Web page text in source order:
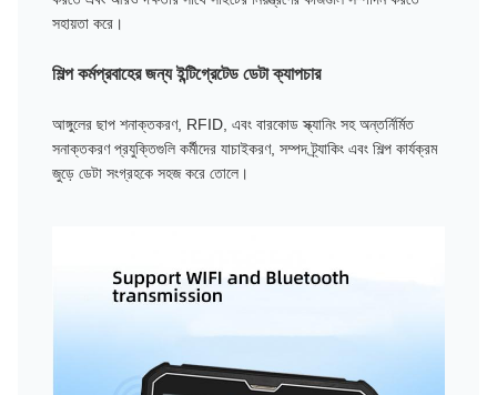
সহায়তা করে।
শিল্প কর্মপ্রবাহের জন্য ইন্টিগ্রেটেড ডেটা ক্যাপচার
আঙ্গুলের ছাপ শনাক্তকরণ, RFID, এবং বারকোড স্ক্যানিং সহ অন্তর্নির্মিত
সনাক্তকরণ প্রযুক্তিগুলি কর্মীদের যাচাইকরণ, সম্পদ ট্র্যাকিং এবং শিল্প কার্যক্রম
জুড়ে ডেটা সংগ্রহকে সহজ করে তোলে।